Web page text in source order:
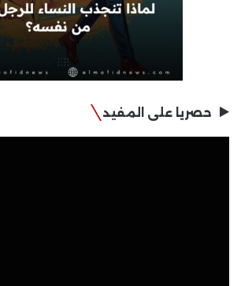
حصريا على المفيد